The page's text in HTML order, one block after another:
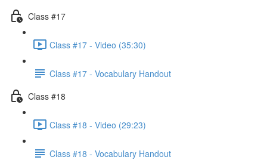
Class #17
Class #17 - Video (35:30)
Class #17 - Vocabulary Handout
Class #18
Class #18 - Video (29:23)
Class #18 - Vocabulary Handout